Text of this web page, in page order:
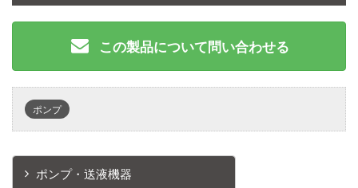
この製品について問い合わせる
ポンプ
ポンプ・送液機器